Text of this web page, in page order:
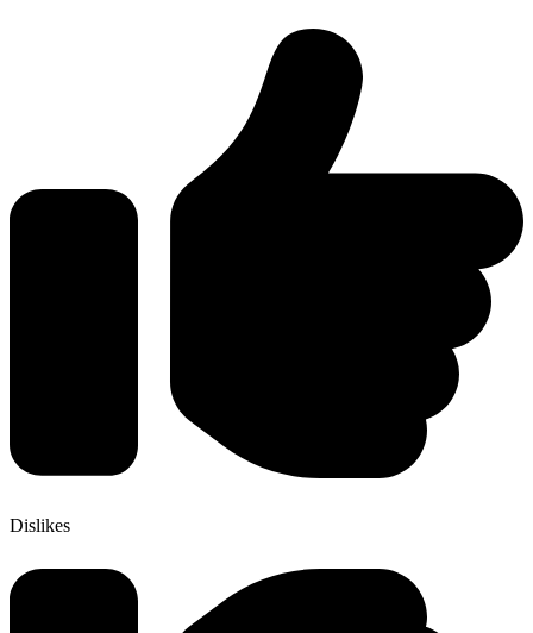
Dislikes